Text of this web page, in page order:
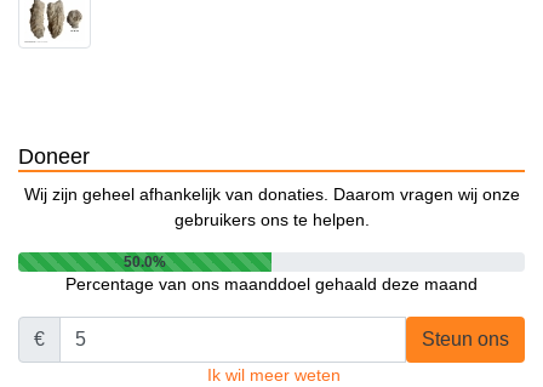
Doneer
Wij zijn geheel afhankelijk van donaties. Daarom vragen wij onze
gebruikers ons te helpen.
50.0%
Percentage van ons maanddoel gehaald deze maand
€ Steun ons
Ik wil meer weten